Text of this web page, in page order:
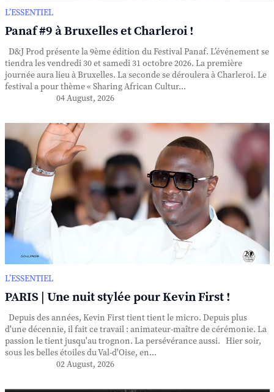
L’ESSENTIEL
Panaf #9 à Bruxelles et Charleroi !
D&J Prod présente la 9ème édition du Festival Panaf. L’événement se
tiendra les vendredi 30 et samedi 31 octobre 2026. La première
journée aura lieu à Bruxelles. La seconde se déroulera à Charleroi. Le
festival a pour thème « Sharing African Cultur...
04 August, 2026
L’ESSENTIEL
PARIS | Une nuit stylée pour Kevin First !
Depuis des années, Kevin First tient tient le micro. Depuis plus
d'une décennie, il fait ce travail : animateur-maître de cérémonie. La
passion le tient jusqu'au trognon. La persévérance aussi. Hier soir,
sous les belles étoiles du Val-d'Oise, en...
02 August, 2026